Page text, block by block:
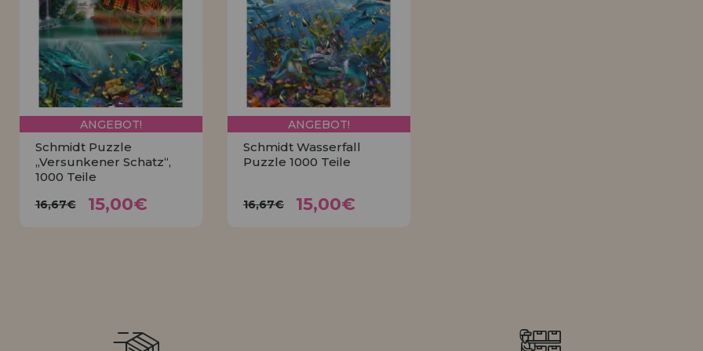
LIQUIDIÉRUNG
INFORMATIONEN
info@puzzleladen.de
NEUER KUNDE
ANGEBOT!
Schmidt Puzzle
„Versunkener Schatz“,
1000 Teile
16,67€ 15,00€
ANGEBOT!
Schmidt Wasserfall
Puzzle 1000 Teile
16,67€ 15,00€